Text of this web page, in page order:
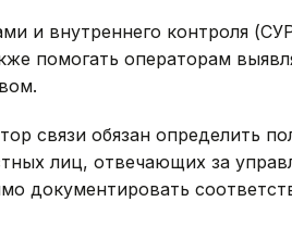
и внутреннего контроля
помогать операторам
связи обязан определить
лиц, отвечающих за
документировать